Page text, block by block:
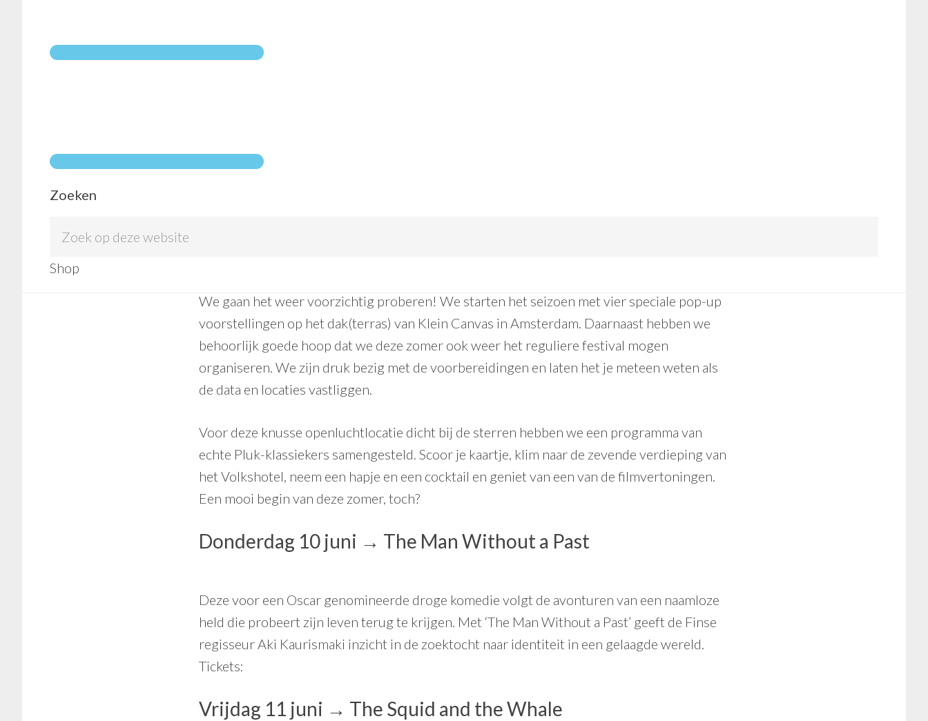
Zoeken
deze
Shop
Rooftop Cinema | Canvas x PLUK
We gaan het weer voorzichtig proberen! We starten het seizoen met vier speciale pop-up
voorstellingen op het dak(terras) van Klein Canvas in Amsterdam. Daarnaast hebben we
behoorlijk goede hoop dat we deze zomer ook weer het reguliere festival mogen
organiseren. We zijn druk bezig met de voorbereidingen en laten het je meteen weten als
de data en locaties vastliggen.
Voor deze knusse openluchtlocatie dicht bij de sterren hebben we een programma van
echte Pluk-klassiekers samengesteld. Scoor je kaartje, klim naar de zevende verdieping van
het Volkshotel, neem een hapje en een cocktail en geniet van een van de filmvertoningen.
Een mooi begin van deze zomer, toch?
Donderdag 10 juni → The Man Without a Past
Deze voor een Oscar genomineerde droge komedie volgt de avonturen van een naamloze
held die probeert zijn leven terug te krijgen. Met ‘The Man Without a Past’ geeft de Finse
regisseur Aki Kaurismaki inzicht in de zoektocht naar identiteit in een gelaagde wereld.
Tickets:
Vrijdag 11 juni → The Squid and the Whale